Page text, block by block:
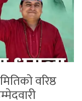
वरिष्ठ